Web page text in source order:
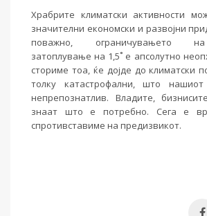
Храбрите климатски активности
значителни економски и развојни
поважно, ограничувањето
затоплување на 1,5˚ е апсолутно
сториме тоа, ќе дојде до климатски
толку катастрофални, што
непрепознатлив. Владите,
знаат што е потребно. Сега е
спротивставиме на предизвикот.